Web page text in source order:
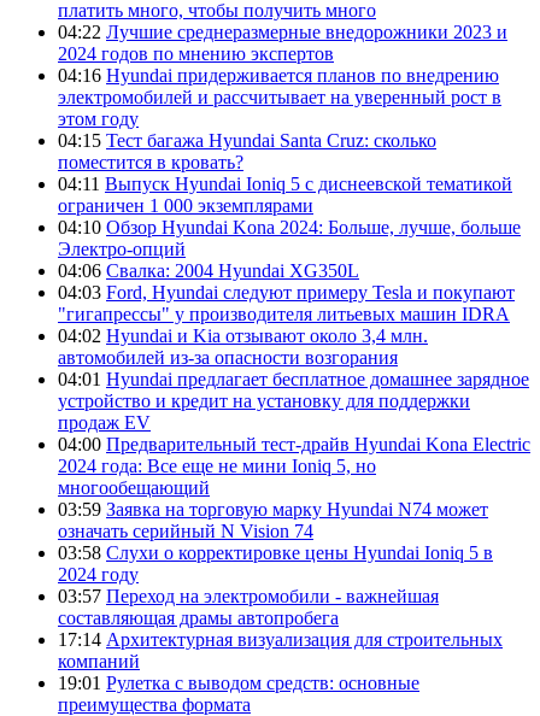
платить много, чтобы получить много
04:22 Лучшие среднеразмерные внедорожники 2023 и
2024 годов по мнению экспертов
04:16 Hyundai придерживается планов по внедрению
электромобилей и рассчитывает на уверенный рост в
этом году
04:15 Тест багажа Hyundai Santa Cruz: сколько
поместится в кровать?
04:11 Выпуск Hyundai Ioniq 5 с диснеевской тематикой
ограничен 1 000 экземплярами
04:10 Обзор Hyundai Kona 2024: Больше, лучше, больше
Электро-опций
04:06 Свалка: 2004 Hyundai XG350L
04:03 Ford, Hyundai следуют примеру Tesla и покупают
"гигапрессы" у производителя литьевых машин IDRA
04:02 Hyundai и Kia отзывают около 3,4 млн.
автомобилей из-за опасности возгорания
04:01 Hyundai предлагает бесплатное домашнее зарядное
устройство и кредит на установку для поддержки
продаж EV
04:00 Предварительный тест-драйв Hyundai Kona Electric
2024 года: Все еще не мини Ioniq 5, но
многообещающий
03:59 Заявка на торговую марку Hyundai N74 может
означать серийный N Vision 74
03:58 Слухи о корректировке цены Hyundai Ioniq 5 в
2024 году
03:57 Переход на электромобили - важнейшая
составляющая драмы автопробега
17:14 Архитектурная визуализация для строительных
компаний
19:01 Рулетка с выводом средств: основные
преимущества формата